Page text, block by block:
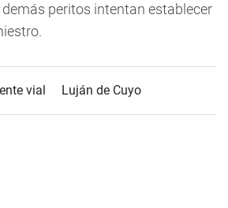
peritos intentan establecer
vial Luján de Cuyo